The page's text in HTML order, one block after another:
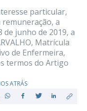
particular,
remuneração, a
de junho de 2019, a
Matrícula
de Enfermeira,
termos do Artigo
ATRÁS